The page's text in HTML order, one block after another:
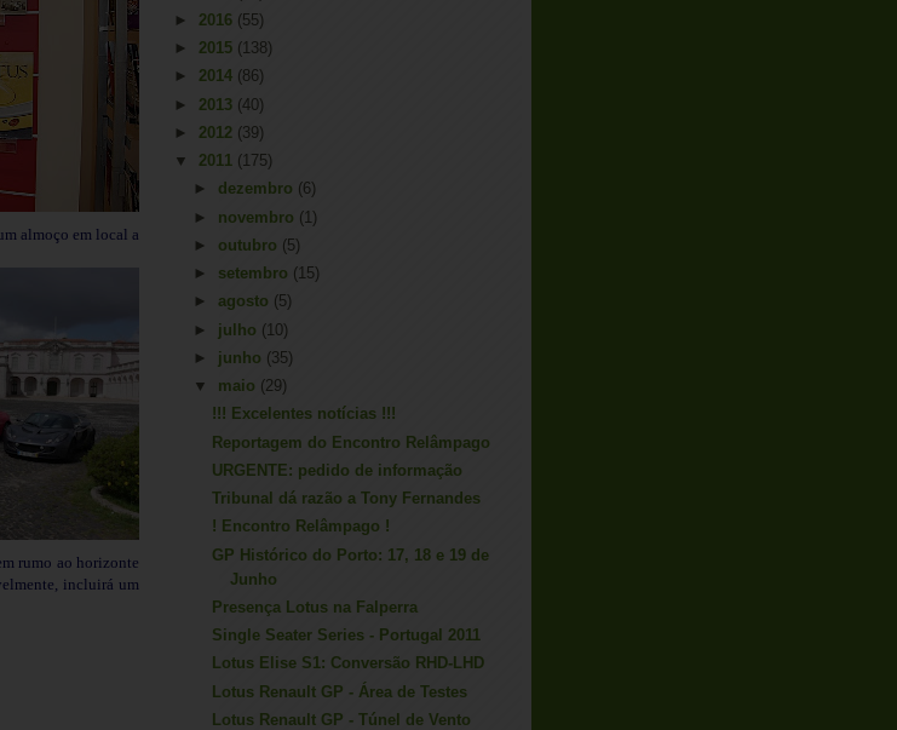
almoço em local a
rumo ao horizonte
incluirá um
► 2016 (55)
► 2015 (138)
► 2014 (86)
► 2013 (40)
► 2012 (39)
▼ 2011 (175)
► dezembro (6)
► novembro (1)
► outubro (5)
► setembro (15)
► agosto (5)
► julho (10)
► junho (35)
▼ maio (29)
!!! Excelentes notícias !!!
Reportagem do Encontro Relâmpago
URGENTE: pedido de informação
Tribunal dá razão a Tony Fernandes
! Encontro Relâmpago !
GP Histórico do Porto: 17, 18 e 19 de
Junho
Presença Lotus na Falperra
Single Seater Series - Portugal 2011
Lotus Elise S1: Conversão RHD-LHD
Lotus Renault GP - Área de Testes
Lotus Renault GP - Túnel de Vento